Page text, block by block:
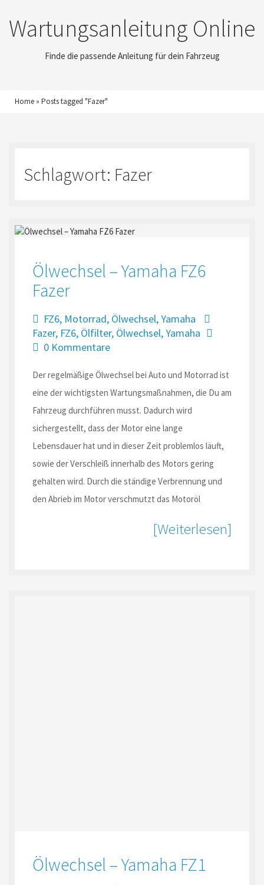
Wartungsanleitung Online
Finde die passende Anleitung für dein Fahrzeug
Home » Posts tagged "Fazer"
Schlagwort: Fazer
Ölwechsel – Yamaha FZ6
Fazer
FZ6, Motorrad, Ölwechsel,Yamaha
Fazer, FZ6, Ölfilter, Ölwechsel,Yamaha
0 Kommentare
Der regelmäßige Ölwechsel bei Auto und Motorrad ist
eine der wichtigsten Wartungsmaßnahmen, die Du am
Fahrzeug durchführen musst. Dadurch wird
sichergestellt, dass der Motor eine lange
Lebensdauer hat und in dieser Zeit problemlos läuft,
sowie der Verschleiß innerhalb des Motors gering
gehalten wird. Durch die ständige Verbrennung und
den Abrieb im Motor verschmutzt das Motoröl
[Weiterlesen]
Ölwechsel – Yamaha FZ1